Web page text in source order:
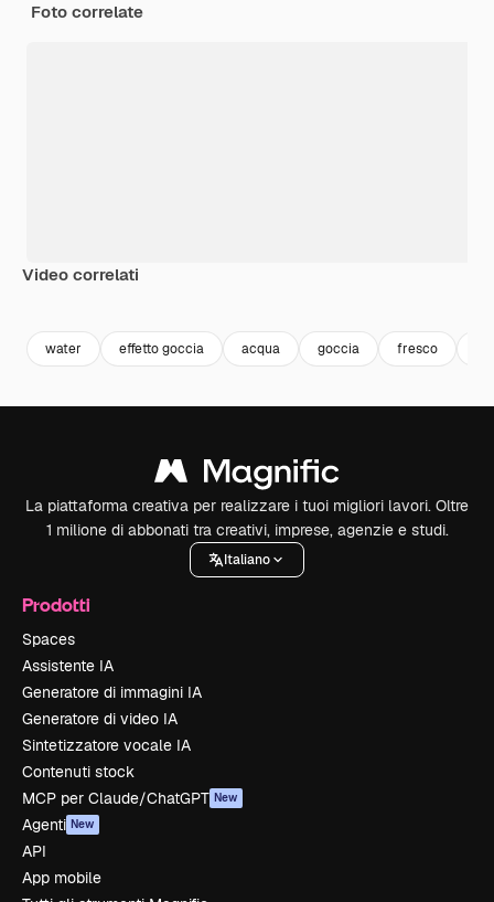
Foto correlate
Video correlati
water effetto goccia acqua goccia fresco
La piattaforma creativa per realizzare i tuoi migliori lavori. Oltre
1 milione di abbonati tra creativi, imprese, agenzie e studi.
Italiano
Prodotti
Spaces
Assistente IA
Generatore di immagini IA
Generatore di video IA
Sintetizzatore vocale IA
Contenuti stock
MCP per Claude/ChatGPT New
Agenti New
API
App mobile